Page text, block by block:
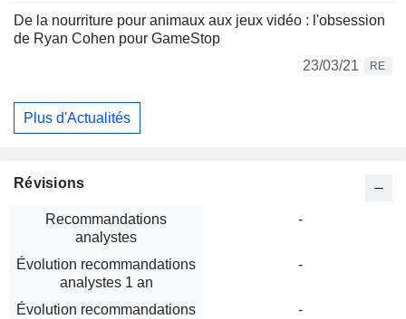
De la nourriture pour animaux aux jeux vidéo : l'obsession
de Ryan Cohen pour GameStop
23/03/21
RE
Plus d'Actualités
Révisions
Recommandations
analystes
-
Évolution recommandations
analystes 1 an
-
Évolution recommandations
-